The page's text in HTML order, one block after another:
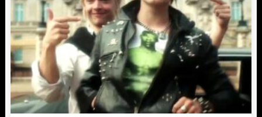
KALENDÁŘ
KVÍZY
VIP
TRENDY
PROGRAM
PLAYLIST
JAK NALADIT